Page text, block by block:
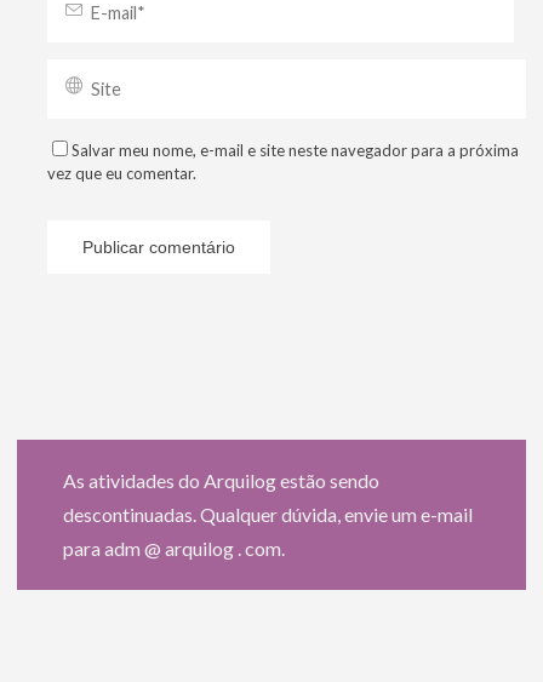
Salvar meu nome, e-mail e site neste navegador para a próxima
vez que eu comentar.
As atividades do Arquilog estão sendo
descontinuadas. Qualquer dúvida, envie um e-mail
para adm @ arquilog . com.